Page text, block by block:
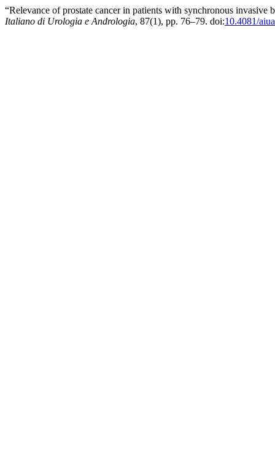
“Relevance of prostate cancer in patients with synchronous
Italiano di Urologia e Andrologia, 87(1), pp. 76–79. doi:10.4081/